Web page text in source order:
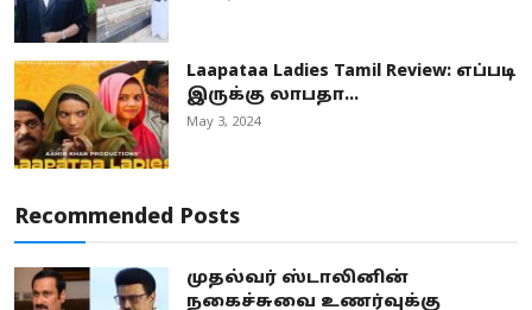
Laapataa Ladies Tamil Review: எப்படி
இருக்கு லாபதா...
May 3, 2024
Recommended Posts
முதல்வர் ஸ்டாலினின்
நகைச்சுவை உணர்வுக்கு